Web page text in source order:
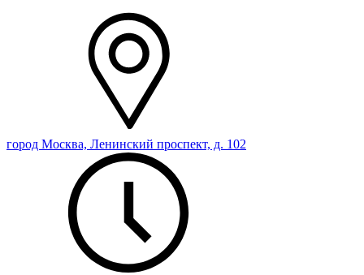
город Москва, Ленинский проспект, д. 102